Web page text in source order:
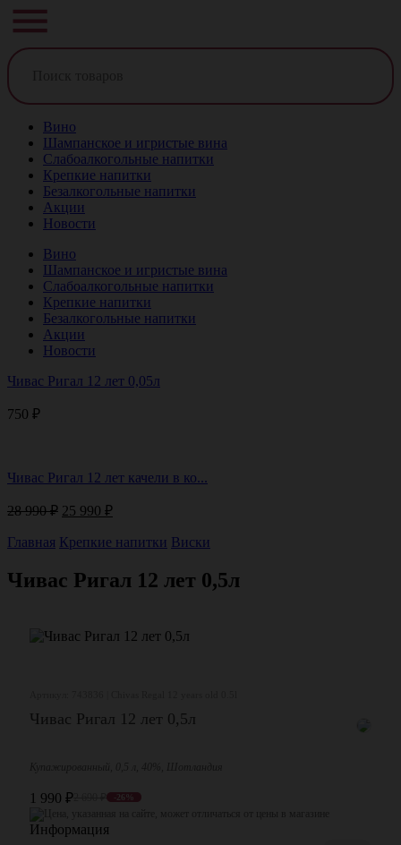
Вино
Шампанское и игристые вина
Слабоалкогольные напитки
Крепкие напитки
Безалкогольные напитки
Акции
Новости
Вино
Шампанское и игристые вина
Слабоалкогольные напитки
Крепкие напитки
Безалкогольные напитки
Акции
Новости
Чивас Ригал 12 лет 0,05л
750 ₽
Чивас Ригал 12 лет качели в ко...
28 990₽ Первоначальная
составляла
990 ₽.
25 990 ₽Текущая
25
Главная Крепкие напитки Виски
Чивас Ригал 12 лет 0,5л
Чивас Ригал 12 лет 0,5л
1 990 ₽ -26%